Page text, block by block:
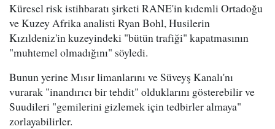
Küresel risk istihbaratı şirketi RANE'in kıdemli Ortadoğu
ve Kuzey Afrika analisti Ryan Bohl, Husilerin
Kızıldeniz'in kuzeyindeki "bütün trafiği" kapatmasının
"muhtemel olmadığını" söyledi.
Bunun yerine Mısır limanlarını ve Süveyş Kanalı'nı
vurarak "inandırıcı bir tehdit" olduklarını gösterebilir ve
Suudileri "gemilerini gizlemek için tedbirler almaya"
zorlayabilirler.